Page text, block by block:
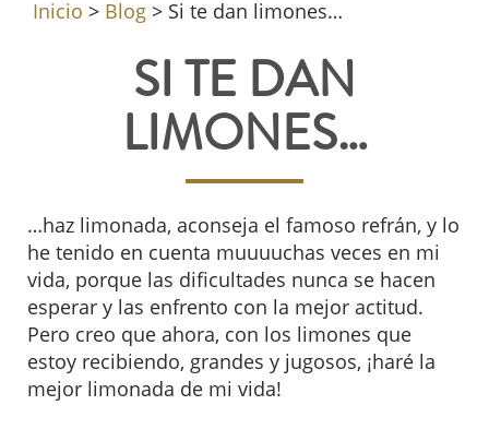
Inicio > Blog > Si te dan limones…
SI TE DAN
LIMONES…
…haz limonada, aconseja el famoso refrán, y lo
he tenido en cuenta muuuuchas veces en mi
vida, porque las dificultades nunca se hacen
esperar y las enfrento con la mejor actitud.
Pero creo que ahora, con los limones que
estoy recibiendo, grandes y jugosos, ¡haré la
mejor limonada de mi vida!